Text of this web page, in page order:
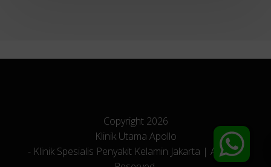
Copyright 2026
Klinik Utama Apollo
- Klinik Spesialis Penyakit Kelamin Jakarta | All Right